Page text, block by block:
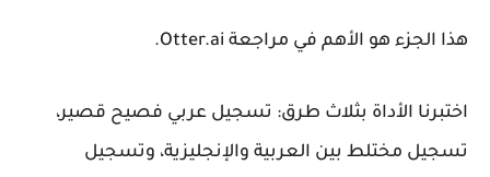
هذا الجزء هو الأهم في مراجعة Otter.ai.
اختبرنا الأداة بثلاث طرق: تسجيل عربي فصيح قصير،
تسجيل مختلط بين العربية والإنجليزية، وتسجيل